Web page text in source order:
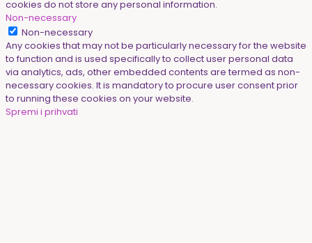
cookies do not store any personal information.
Non-necessary
Non-necessary
Any cookies that may not be particularly necessary for the website
to function and is used specifically to collect user personal data
via analytics, ads, other embedded contents are termed as non-
necessary cookies. It is mandatory to procure user consent prior
to running these cookies on your website.
Spremi i prihvati